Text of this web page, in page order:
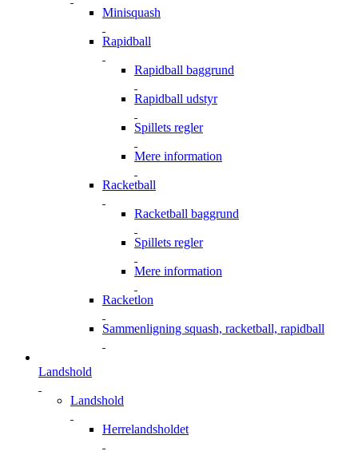
Minisquash
Rapidball
Rapidball baggrund
Rapidball udstyr
Spillets regler
Mere information
Racketball
Racketball baggrund
Spillets regler
Mere information
Racketlon
Sammenligning squash, racketball, rapidball
Landshold
Landshold
Herrelandsholdet